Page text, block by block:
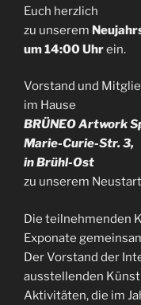
Euch herzlich
zu unserem
um 14:00 Uhrein.
Vorstand und
im Hause
BRÜNEO Artwork
Marie-Curie-Str. 3,
in Brühl-Ost
zu unserem
Die teilnehmenden
Exponate
Der Vorstand der
ausstellenden
Aktivitäten, die im